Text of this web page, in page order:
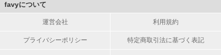
favyについて
運営会社 利用規約
プライバシーポリシー 特定商取引法に基づく表記